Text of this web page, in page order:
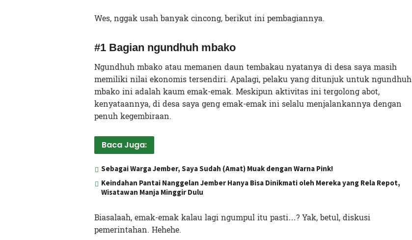
Wes, nggak usah banyak cincong, berikut ini pembagiannya.
#1 Bagian ngundhuh mbako
Ngundhuh mbako atau memanen daun tembakau nyatanya di desa saya masih
memiliki nilai ekonomis tersendiri. Apalagi, pelaku yang ditunjuk untuk ngundhuh
mbako ini adalah kaum emak-emak. Meskipun aktivitas ini tergolong abot,
kenyataannya, di desa saya geng emak-emak ini selalu menjalankannya dengan
penuh kegembiraan.
Baca Juga:
Sebagai Warga Jember, Saya Sudah (Amat) Muak dengan Warna Pink!
Keindahan Pantai Nanggelan Jember Hanya Bisa Dinikmati oleh Mereka yang Rela Repot,
Wisatawan Manja Minggir Dulu
Biasalaah, emak-emak kalau lagi ngumpul itu pasti…? Yak, betul, diskusi
pemerintahan. Hehehe.